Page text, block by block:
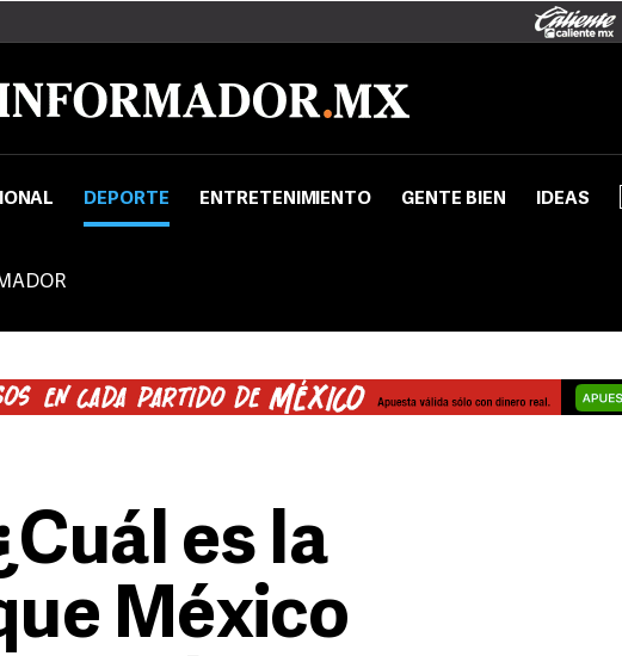
DEPORTE ENTRETENIMIENTO GENTE BIEN IDEAS
es la
México